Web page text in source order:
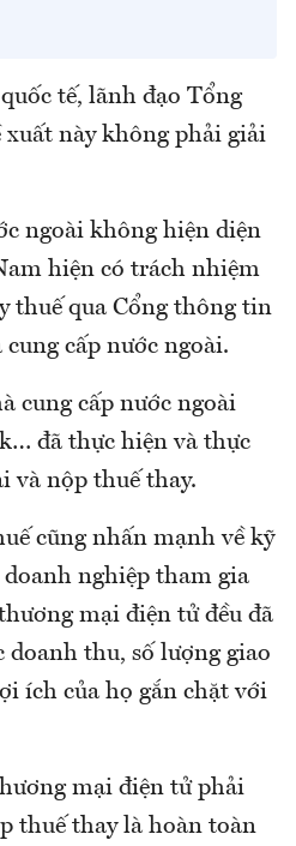
tế, lãnh đạo Tổng
xuất này không phải giải
ngoài không hiện diện
hiện có trách nhiệm
thuế qua Cổng thông tin
cấp nước ngoài.
cung cấp nước ngoài
đã thực hiện và thực
và nộp thuế thay.
cũng nhấn mạnh về kỹ
nghiệp tham gia
mại điện tử đều đã
doanh thu, số lượng giao
ích của họ gắn chặt với
mại điện tử phải
thuế thay là hoàn toàn